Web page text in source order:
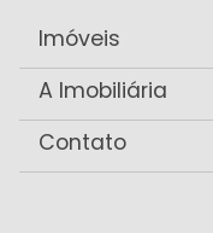
Imóveis
A Imobiliária
Contato